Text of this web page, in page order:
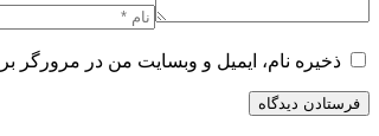
ذخیره نام، ایمیل و وبسایت من در مرورگر